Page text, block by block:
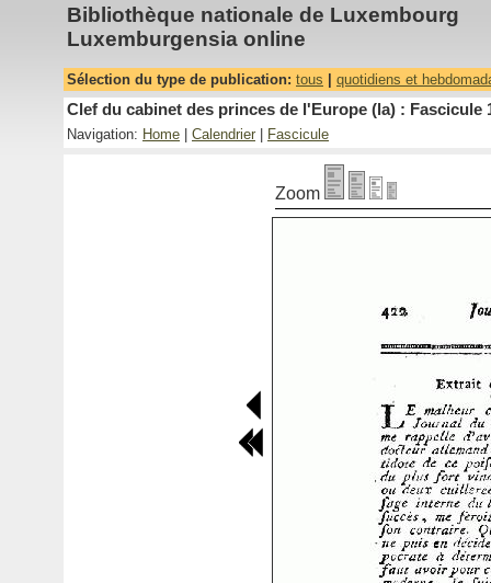
Bibliothèque nationale de Luxembourg
Luxemburgensia online
Sélection du type de publication: tous quotidiens et
Clef du cabinet des princes de l'Europe (la) : Fascicule
Navigation: Home Calendrier Fascicule
Zoom